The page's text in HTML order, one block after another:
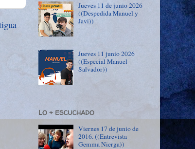
Jueves 11 de junio 2026
((Despedida Manuel y
Javi))
Jueves 11 junio 2026
((Especial Manuel
Salvador))
LO + ESCUCHADO
Viernes 17 de junio de
2016. ((Entrevista
Gemma Nierga))